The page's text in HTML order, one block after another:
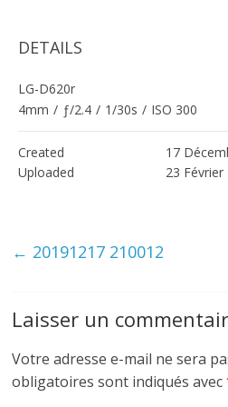
DETAILS
LG-D620r
4mm / ƒ/2.4 / 1/30s / ISO 300
Created
17
Uploaded
23 Février
← 20191217 210012
Laisser un
Votre adresse e-mail ne sera
obligatoires sont indiqués avec